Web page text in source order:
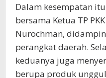
Dalam kesempatan
bersama Ketua TP
Nurochman,
perangkat daerah.
keduanya juga
berupa produk